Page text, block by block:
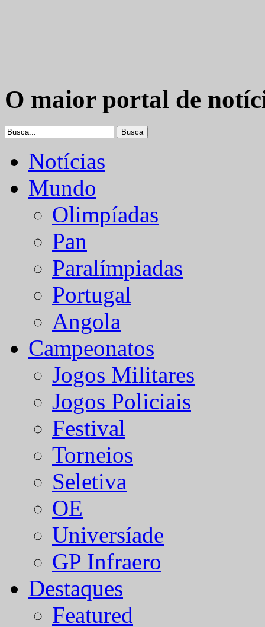
O maior portal de
Notícias
Mundo
Olimpíadas
Pan
Paralímpiadas
Portugal
Angola
Campeonatos
Jogos Militares
Jogos Policiais
Festival
Torneios
Seletiva
OE
Universíade
GP Infraero
Destaques
Featured